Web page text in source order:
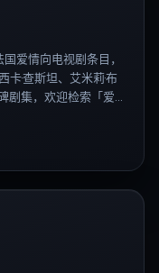
爱情向电视剧条目，
·查斯坦、艾米莉·布
剧集，欢迎检索「爱
、日剧高清等长尾